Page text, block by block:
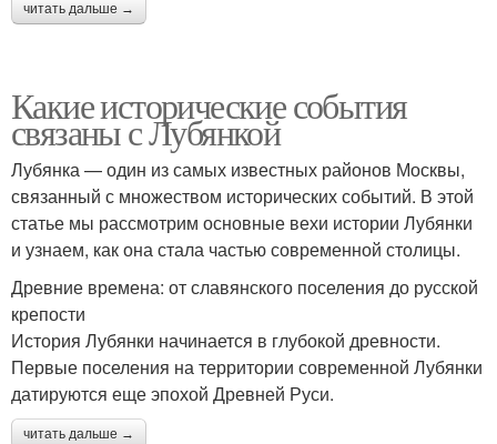
читать дальше →
Какие исторические события
связаны с Лубянкой
Лубянка — один из самых известных районов Москвы,
связанный с множеством исторических событий. В этой
статье мы рассмотрим основные вехи истории Лубянки
и узнаем, как она стала частью современной столицы.
Древние времена: от славянского поселения до русской
крепости
История Лубянки начинается в глубокой древности.
Первые поселения на территории современной Лубянки
датируются еще эпохой Древней Руси.
читать дальше →